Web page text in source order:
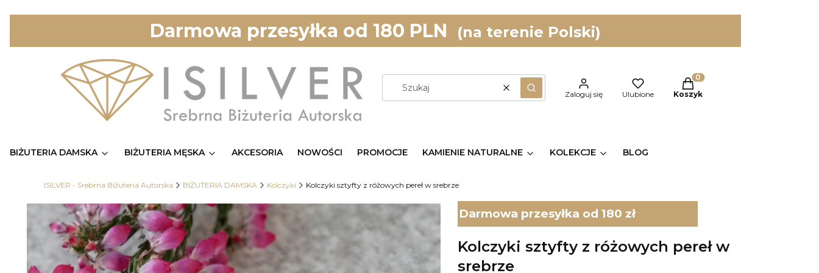
Darmowa przesyłka od 180 PLN (na terenie Polski)
WyczyśćSzukaj Zaloguj się Ulubione
Produkty w koszyku: 0.
Koszyk
BIŻUTERIA DAMSKA BIŻUTERIA MĘSKA AKCESORIA NOWOŚCI PROMOCJE KAMIENIE NATURALNE KOLEKCJE BLOG
ISILVER - Srebrna Biżuteria Autorska BIŻUTERIA DAMSKA Kolczyki Kolczyki sztyfty z różowych pereł w srebrze
Darmowa przesyłka od 180 zł
Kolczyki sztyfty z różowych pereł w
srebrze